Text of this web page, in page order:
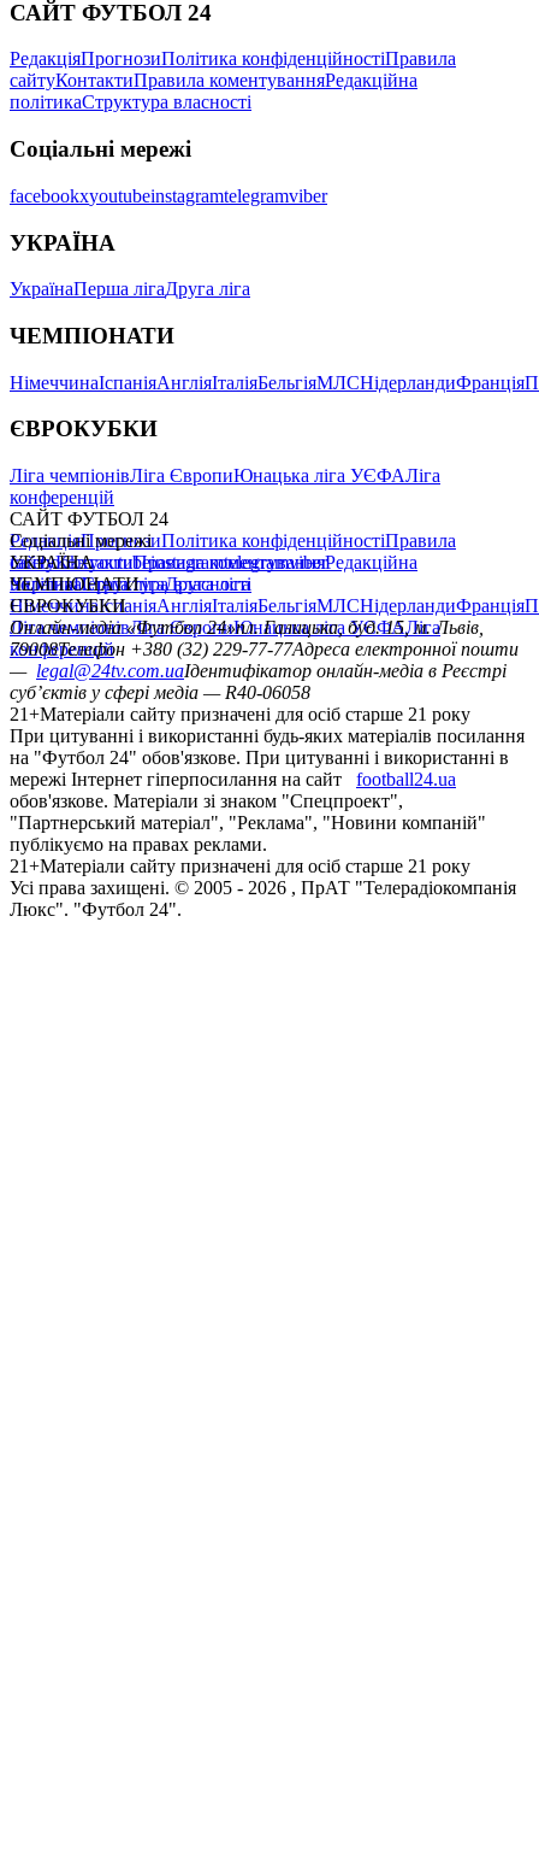
САЙТ ФУТБОЛ 24
РедакціяПрогнозиПолітика конфіденційностіПравила
сайтуКонтактиПравила коментуванняРедакційна
політикаСтруктура власності
Соціальні мережі
facebookxyoutubeinstagramtelegramviber
УКРАЇНА
УкраїнаПерша лігаДруга ліга
ЧЕМПІОНАТИ
НімеччинаІспаніяАнгліяІталіяБельгіяМЛСНідерландиФранція
ЄВРОКУБКИ
Ліга чемпіонівЛіга ЄвропиЮнацька ліга УЄФАЛіга
конференцій
САЙТ ФУТБОЛ 24
РедакціяПрогнозиПолітика конфіденційностіПравила
сайтуКонтактиПравила коментуванняРедакційна
політикаСтруктура власності
Соціальні мережі
facebookxyoutubeinstagramtelegramviber
УКРАЇНА
УкраїнаПерша лігаДруга ліга
ЧЕМПІОНАТИ
НімеччинаІспаніяАнгліяІталіяБельгіяМЛСНідерландиФранція
ЄВРОКУБКИ
Ліга чемпіонівЛіга ЄвропиЮнацька ліга УЄФАЛіга
конференцій
Онлайн-медіа «Футбол 24»пл. Галицька, буд. 15, м. Львів,
79008Телефон +380 (32) 229-77-77Адреса електронної пошти
— legal@24tv.com.uaІдентифікатор онлайн-медіа в Реєстрі
суб’єктів у сфері медіа — R40-06058
21+Матеріали сайту призначені для осіб старше 21 року
При цитуванні і використанні будь-яких матеріалів посилання
на "Футбол 24" обов'язкове. При цитуванні і використанні в
мережі Інтернет гіперпосилання на сайт
football24.ua
обов'язкове. Матеріали зі знаком "Спецпроект",
"Партнерський матеріал", "Реклама", "Новини компаній"
публікуємо на правах реклами.
21+Матеріали сайту призначені для осіб старше 21 року
Усi права захищенi. © 2005 - 2026 , ПрАТ "Телерадіокомпанія
Люкс". "Футбол 24".